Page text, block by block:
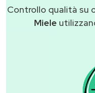
Controllo qualità su
Miele